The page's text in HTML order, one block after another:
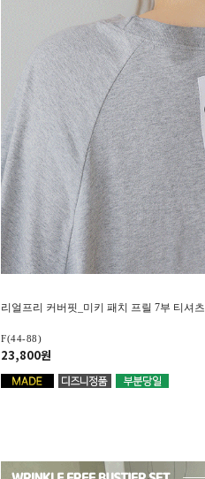
리얼프리 커버핏_미키 패치 프릴 7부 티셔츠
F(44-88)
23,800원